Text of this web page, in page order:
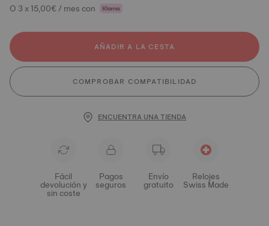
O 3 x 15,00€ / mes con
AÑADIR A LA CESTA
COMPROBAR COMPATIBILIDAD
ENCUENTRA UNA TIENDA
Fácil
devolución y
sin coste
Pagos
seguros
Envío
gratuito
Relojes
Swiss Made